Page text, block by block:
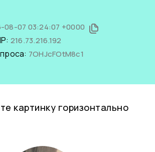
08-07 03:24:07 +0000
216.73.216.192
7OHJcFOtM8c1
картинку горизонтально